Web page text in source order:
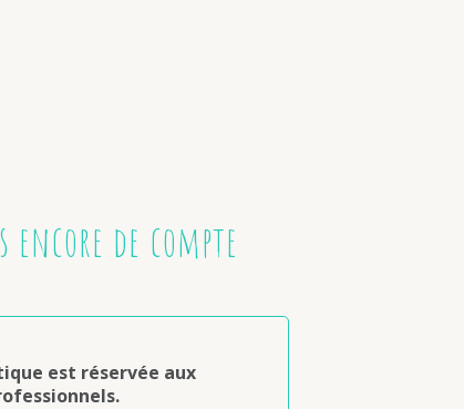
encore de compte
est réservée aux